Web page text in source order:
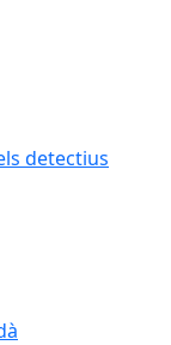
detectius